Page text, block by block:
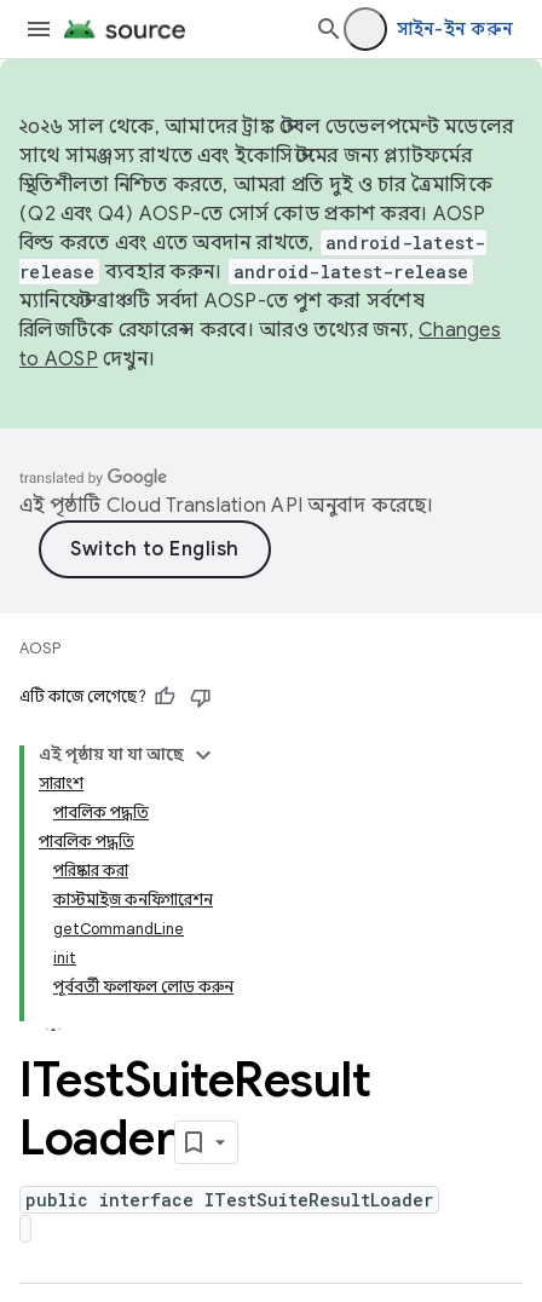
সাইন-ইন করুন
২০২৬ সাল থেকে, আমাদের ট্রাঙ্ক স্টেবল ডেভেলপমেন্ট মডেলের
সাথে সামঞ্জস্য রাখতে এবং ইকোসিস্টেমের জন্য প্ল্যাটফর্মের
স্থিতিশীলতা নিশ্চিত করতে, আমরা প্রতি দুই ও চার ত্রৈমাসিকে
(Q2 এবং Q4) AOSP-তে সোর্স কোড প্রকাশ করব। AOSP
বিল্ড করতে এবং এতে অবদান রাখতে,
android-latest-
release ব্যবহার করুন। android-latest-release
ম্যানিফেস্ট ব্রাঞ্চটি সর্বদা AOSP-তে পুশ করা সর্বশেষ
রিলিজটিকে রেফারেন্স করবে। আরও তথ্যের জন্য, Changes
to AOSP দেখুন।
এই পৃষ্ঠাটি Cloud Translation API অনুবাদ করেছে।
AOSP
এটি কাজে লেগেছে?
এই পৃষ্ঠায় যা যা আছে
সারাংশ
পাবলিক পদ্ধতি
পাবলিক পদ্ধতি
পরিষ্কার করা
কাস্টমাইজ কনফিগারেশন
getCommandLine
init
পূর্ববর্তী ফলাফল লোড করুন
ITestSuiteResult
Loader
public interface ITestSuiteResultLoader